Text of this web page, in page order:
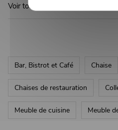
Voir toute la collection SMITH
Bar, Bistrot et Café Chaise
Chaises de restauration
Meuble de cuisine Meuble